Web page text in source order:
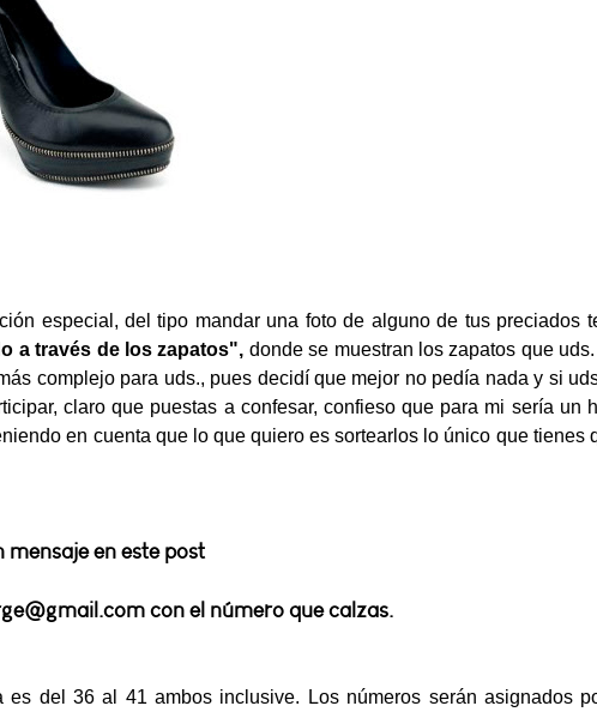
especial, del tipo mandar una foto de alguno de tus preciados
a través de los zapatos", donde se muestran los zapatos que
complejo para uds., pues decidí que mejor no pedía nada y si
claro que puestas a confesar, confieso que para mi sería un
en cuenta que lo que quiero es sortearlos lo único que tienes
mensaje en este post
con el número que calzas.
del 36 al 41 ambos inclusive. Los números serán asignados